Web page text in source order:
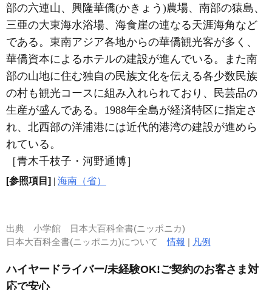
部の六連山、興隆華僑(かきょう)農場、南部の猿島、
三亜の大東海水浴場、海食崖の連なる天涯海角など
である。東南アジア各地からの華僑観光客が多く、
華僑資本によるホテルの建設が進んでいる。また南
部の山地に住む独自の民族文化を伝える各少数民族
の村も観光コースに組み入れられており、民芸品の
生産が盛んである。1988年全島が経済特区に指定さ
れ、北西部の洋浦港には近代的港湾の建設が進めら
れている。
［青木千枝子・河野通博］
[参照項目] | 海南（省）
出典 小学館 日本大百科全書(ニッポニカ)
日本大百科全書(ニッポニカ)について情報 | 凡例
ハイヤードライバー/未経験OK!ご契約のお客さま対
応で安心